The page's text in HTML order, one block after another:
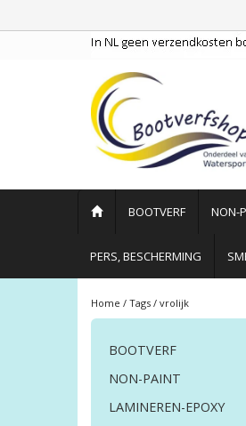
BOOTVERF NON-
PERS, BESCHERMING
Home / Tags / vrolijk
BOOTVERF
NON-PAINT
LAMINEREN-EPOXY